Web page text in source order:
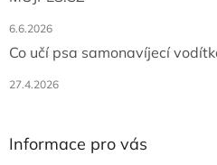
6.6.2026
Co učí psa samonavíjecí
27.4.2026
Informace pro vás